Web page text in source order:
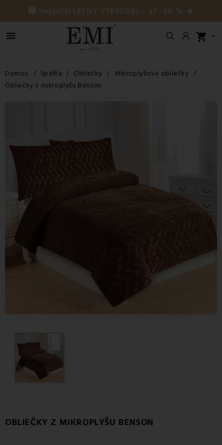
🛍️ Najväčší LETNÝ VÝPREDAJ – až -60 % 🔥
 shopping_cart 
Domov Spálňa Obliečky
Mikroplyšové obliečky
Obliečky z mikroplyšu Benson
OBLIEČKY Z MIKROPLYŠU BENSON